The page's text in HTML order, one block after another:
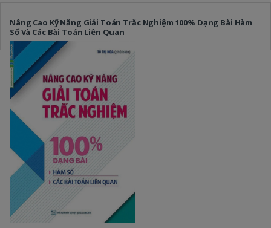
Nâng Cao Kỹ Năng Giải Toán Trắc Nghiệm 100% Dạng Bài Hàm
Số Và Các Bài Toán Liên Quan